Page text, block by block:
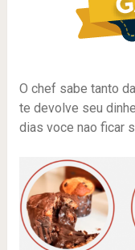
O chef sabe tanto
te devolve seu
dias voce nao ficar